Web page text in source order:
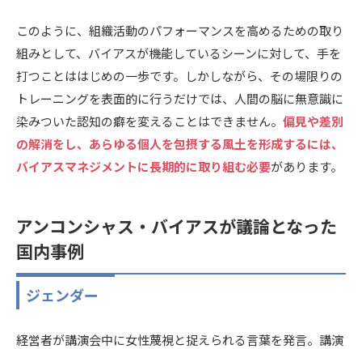
このように、組織活動のパフォーマンスを高めるための取り
組みとして、バイアスが機能しているシーンに対して、手を
打つことははじめの一歩です。しかしながら、その場限りの
トレーニングを表面的に行うだけでは、人間の脳に無意識に
染みついた認知の癖を変えることはできません。 偏見や差別
の解消をし、あらゆる個人を包摂する風土を形成するには、
バイアスマネジメントに長期的に取り組む必要があります。
アンコンシャス・バイアスが議論となった
国内事例
ジェンダー
経営者が講演会中に女性蔑視と捉えられる言葉を発言。講演